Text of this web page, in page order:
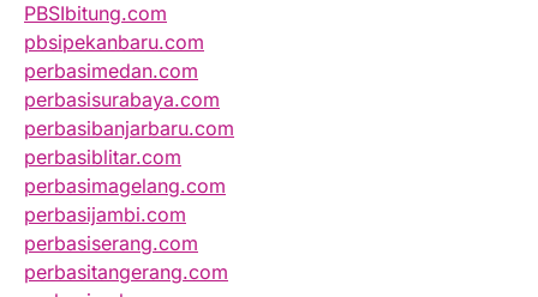
PBSIbitung.com
pbsipekanbaru.com
perbasimedan.com
perbasisurabaya.com
perbasibanjarbaru.com
perbasiblitar.com
perbasimagelang.com
perbasijambi.com
perbasiserang.com
perbasitangerang.com